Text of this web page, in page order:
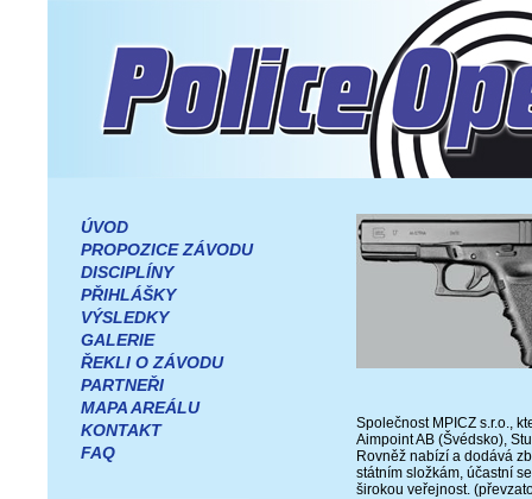
ÚVOD
PROPOZICE ZÁVODU
DISCIPLÍNY
PŘIHLÁŠKY
VÝSLEDKY
GALERIE
ŘEKLI O ZÁVODU
PARTNEŘI
MAPA AREÁLU
KONTAKT
FAQ
Společnost MPICZ s.r.o.,
Aimpoint AB (Švédsko),
Rovněž nabízí a dodává
státním složkám, účastní
širokou veřejnost.